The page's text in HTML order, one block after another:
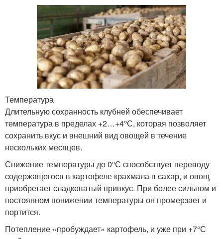
Температура
Длительную сохранность клубней обеспечивает
температура в пределах +2…+4°С, которая позволяет
сохранить вкус и внешний вид овощей в течение
нескольких месяцев.
Снижение температуры до 0°С способствует переводу
содержащегося в картофеле крахмала в сахар, и овощ
приобретает сладковатый привкус. При более сильном и
постоянном понижении температуры он промерзает и
портится.
Потепление «пробуждает» картофель, и уже при +7°С